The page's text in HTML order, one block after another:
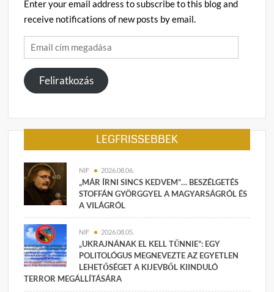
Enter your email address to subscribe to this blog and
receive notifications of new posts by email.
Email
cím
megadása
Feliratkozás
LEGFRISSEBBEK
NIF 2026.08.06.
„MÁR ÍRNI SINCS KEDVEM”… BESZÉLGETÉS
STOFFÁN GYÖRGGYEL A MAGYARSÁGRÓL ÉS
A VILÁGRÓL
NIF 2026.08.05.
„UKRAJNÁNAK EL KELL TŰNNIE”: EGY
POLITOLÓGUS MEGNEVEZTE AZ EGYETLEN
LEHETŐSÉGET A KIJEVBŐL KIINDULÓ
TERROR MEGÁLLÍTÁSÁRA